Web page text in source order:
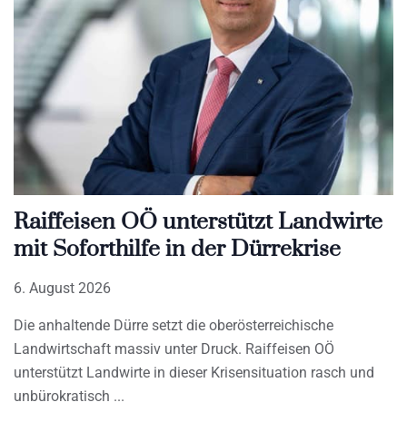
Raiffeisen OÖ unterstützt Landwirte
mit Soforthilfe in der Dürrekrise
6. August 2026
Die anhaltende Dürre setzt die oberösterreichische
Landwirtschaft massiv unter Druck. Raiffeisen OÖ
unterstützt Landwirte in dieser Krisensituation rasch und
unbürokratisch